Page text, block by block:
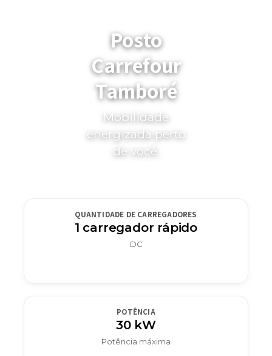
Posto
Carrefour
Tamboré
Mobilidade
energizada perto
de você.
QUANTIDADE DE CARREGADORES
1 carregador rápido
DC
POTÊNCIA
30 kW
Potência máxima